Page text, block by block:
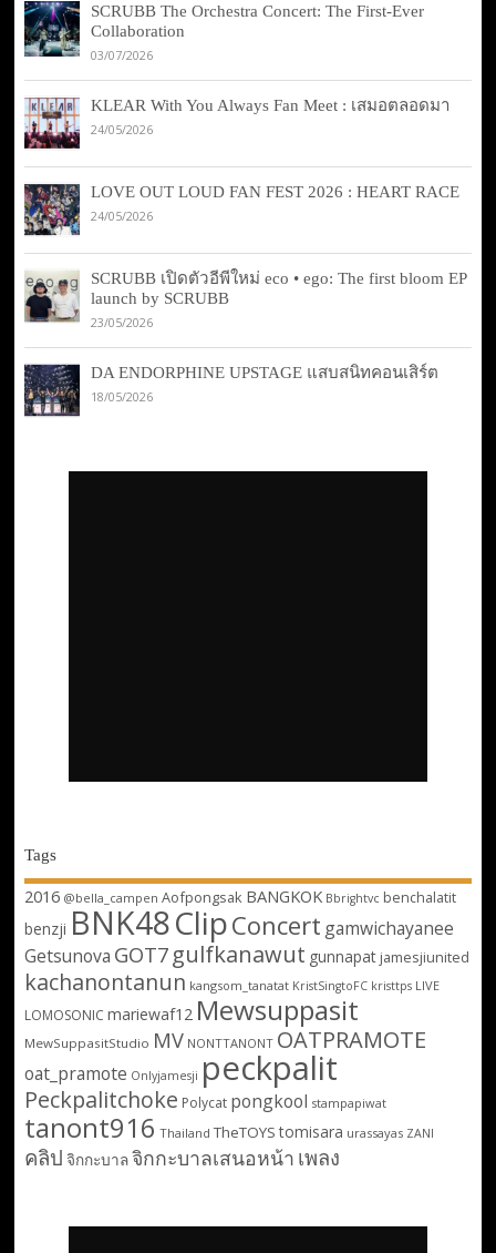
SCRUBB The Orchestra Concert: The First-Ever
Collaboration
03/07/2026
KLEAR With You Always Fan Meet : เสมอตลอดมา
24/05/2026
LOVE OUT LOUD FAN FEST 2026 : HEART RACE
24/05/2026
SCRUBB เปิดตัวอีพีใหม่ eco • ego: The first bloom EP
launch by SCRUBB
23/05/2026
DA ENDORPHINE UPSTAGE แสบสนิทคอนเสิร์ต
18/05/2026
Tags
2016 @bella_campen Aofpongsak BANGKOK Bbrightvc benchalatit
benzji BNK48ClipConcert gamwichayanee
Getsunova GOT7 gulfkanawut gunnapat jamesjiunited
kachanontanun kangsom_tanatat KristSingtoFC kristtps LIVE
LOMOSONIC mariewaf12 Mewsuppasit
MewSuppasitStudio MV NONTTANONT OATPRAMOTE
oat_pramote Onlyjamesji peckpalit
Peckpalitchoke Polycat pongkool stampapiwat
tanont916 Thailand TheTOYS tomisara urassayas ZANI
คลิป จิกกะบาลจิกกะบาลเสนอหน้า เพลง